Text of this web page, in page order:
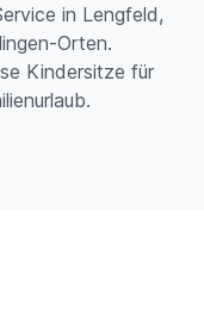
in Lengfeld,
Orten.
Kindersitze für